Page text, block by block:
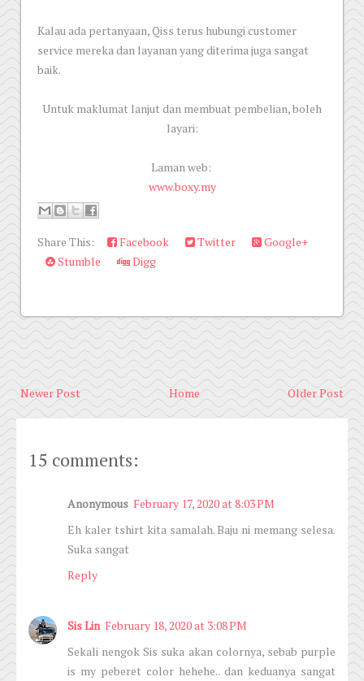
Kalau ada pertanyaan, Qiss terus hubungi customer
service mereka dan layanan yang diterima juga sangat
baik.
Untuk maklumat lanjut dan membuat pembelian, boleh
layari:
Laman web:
www.boxy.my
Share This: Facebook Twitter
Google+
Stumble
Digg
Newer Post Older Post
Home
15 comments:
Anonymous February 17, 2020 at 8:03 PM
Eh kaler tshirt kita samalah. Baju ni memang selesa.
Suka sangat
Reply
Sis Lin February 18, 2020 at 3:08 PM
Sekali nengok Sis suka akan colornya, sebab purple
is my peberet color hehehe.. dan keduanya sangat